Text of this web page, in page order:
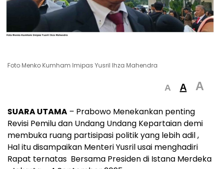
Foto Menko Kumham Imipas Yusril Ihza Mahendra
A A A
SUARA UTAMA – Prabowo Menekankan penting
Revisi Pemilu dan Undang Undang Kepartaian demi
membuka ruang partisipasi politik yang lebih adil ,
Hal itu disampaikan Menteri Yusril usai menghadiri
Rapat ternatas Bersama Presiden di Istana Merdeka